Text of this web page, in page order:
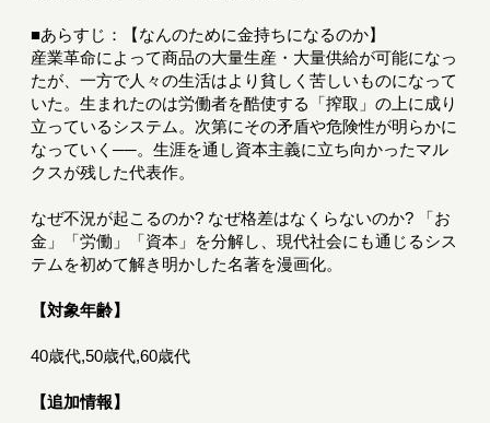
■あらすじ：【なんのために金持ちになるのか】
産業革命によって商品の大量生産・大量供給が可能になっ
たが、一方で人々の生活はより貧しく苦しいものになって
いた。生まれたのは労働者を酷使する「搾取」の上に成り
立っているシステム。次第にその矛盾や危険性が明らかに
なっていく──。生涯を通し資本主義に立ち向かったマル
クスが残した代表作。
なぜ不況が起こるのか? なぜ格差はなくらないのか? 「お
金」「労働」「資本」を分解し、現代社会にも通じるシス
テムを初めて解き明かした名著を漫画化。
【対象年齢】
40歳代,50歳代,60歳代
【追加情報】